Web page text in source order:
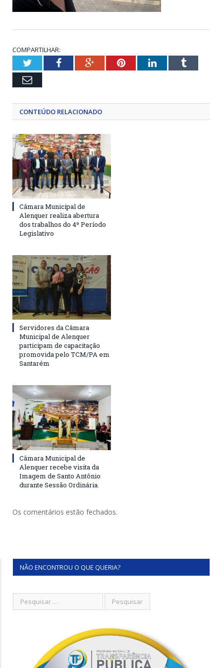
COMPARTILHAR:
TwitterFacebookGoogle+PinterestLinkedInTumblr
Email
CONTEÚDO RELACIONADO
Câmara Municipal de
Alenquer realiza abertura
dos trabalhos do 4º Período
Legislativo
Servidores da Câmara
Municipal de Alenquer
participam de capacitação
promovida pelo TCM/PA em
Santarém
Câmara Municipal de
Alenquer recebe visita da
Imagem de Santo Antônio
durante Sessão Ordinária.
Os comentários estão fechados.
NÃO ENCONTROU O QUE QUERIA?